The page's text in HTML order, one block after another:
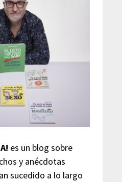
es un blog sobre
y anécdotas
sucedido a lo largo